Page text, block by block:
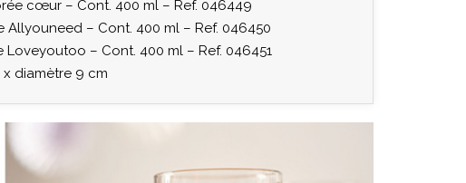
cœur – Cont. 400 ml – Ref. 046449
Allyouneed – Cont. 400 ml – Ref. 046450
Loveyoutoo – Cont. 400 ml – Ref. 046451
x diamètre 9 cm